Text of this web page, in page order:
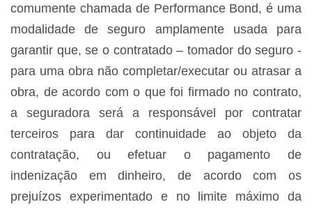
comumente chamada de Performance Bond, é uma
modalidade de seguro amplamente usada para
garantir que, se o contratado – tomador do seguro -
para uma obra não completar/executar ou atrasar a
obra, de acordo com o que foi firmado no contrato,
a seguradora será a responsável por contratar
terceiros para dar continuidade ao objeto da
contratação, ou efetuar o pagamento de
indenização em dinheiro, de acordo com os
prejuízos experimentado e no limite máximo da